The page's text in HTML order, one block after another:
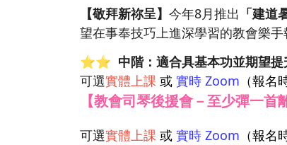
【敬拜新祢呈】今年8月推出 「建道
望在事奉技巧上進深學習的教會樂
⭐⭐ 中階：適合具基本功並期望提
可選實體上課 或實時 Zoom （報名
【教會司琴後援會－至少彈一首
可選實體上課 或實時 Zoom （報名